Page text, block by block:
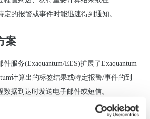
定的报警或事件时能迅速得到通知。
案
服务(Exaquantum/EES)扩展了Exaquantum
计算出的标签结果或特定报警/事件的到
据到达时发送电子邮件或短信。